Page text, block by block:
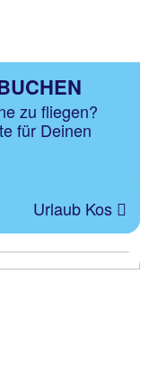
zu fliegen?
für Deinen
Urlaub Kos